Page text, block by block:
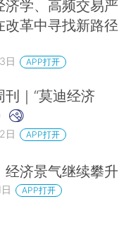
济学、高频交易严
改革中寻找新路径
日 APP打开
｜“莫迪经济
日 APP打开
经济景气继续攀升
APP打开